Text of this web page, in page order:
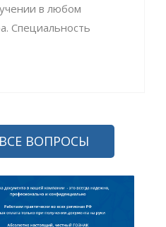
в любом
Специальность
ВОПРОСЫ